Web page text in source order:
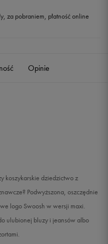
Powiadom o dostępności
Powiadom o dostępności
za pobraniem, płatność online
Opinie
koszykarskie dziedzictwo z
Podwyższona, oszczędnie
logo Swoosh w wersji maxi.
ulubionej bluzy i jeansów albo